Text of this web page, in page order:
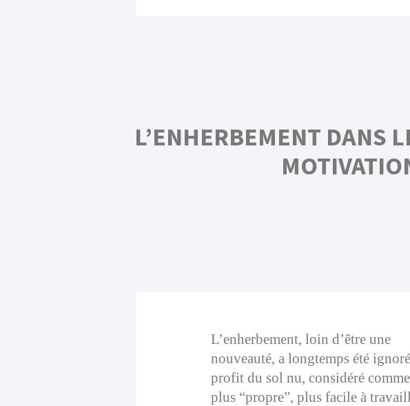
L’ENHERBEMENT DANS
L’enherbement, loin d’être une
nouveauté, a longtemps été
profit du sol nu, considéré comme
plus “propre”, plus facile à